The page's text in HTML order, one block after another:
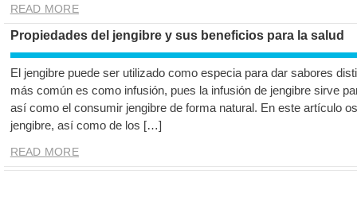
READ MORE
Propiedades del jengibre y sus beneficios para la salud
El jengibre puede ser utilizado como especia para dar sabores
más común es como infusión, pues la infusión de jengibre sirve
así como el consumir jengibre de forma natural. En este artículo
jengibre, así como de los […]
READ MORE